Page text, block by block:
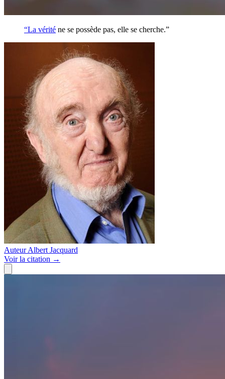
“La vérité ne se possède pas, elle se cherche.”
Auteur Albert Jacquard
Voirla citation →